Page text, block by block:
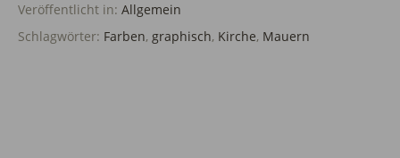
Veröffentlicht in: Allgemein
Schlagwörter: Farben, graphisch, Kirche, Mauern